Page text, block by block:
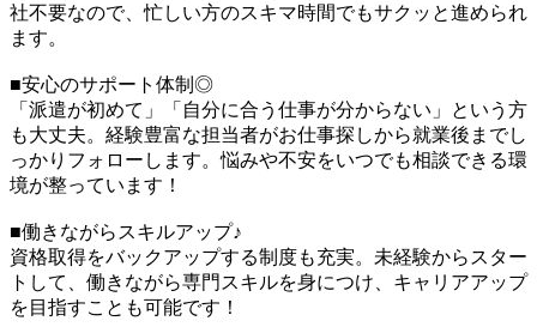
社不要なので、忙しい方のスキマ時間でもサクッと進められ
ます。
■安心のサポート体制◎
「派遣が初めて」「自分に合う仕事が分からない」という方
も大丈夫。経験豊富な担当者がお仕事探しから就業後までし
っかりフォローします。悩みや不安をいつでも相談できる環
境が整っています！
■働きながらスキルアップ♪
資格取得をバックアップする制度も充実。未経験からスター
トして、働きながら専門スキルを身につけ、キャリアアップ
を目指すことも可能です！